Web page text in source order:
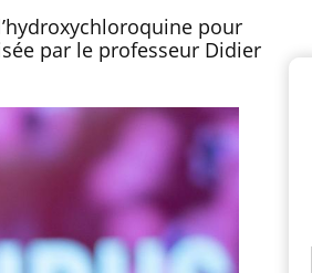
pour
par le professeur Didier